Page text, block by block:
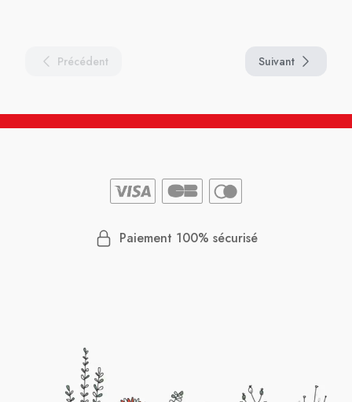
Précédent Suivant
Paiement 100% sécurisé